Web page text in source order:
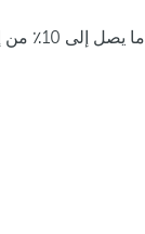
ما يصل إلى 10٪ من إضافية لكل غرفة تراكم